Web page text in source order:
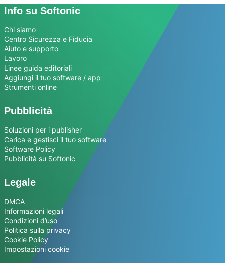
Info su Softonic
Chi siamo
Centro Sicurezza e Fiducia
Aiuto e supporto
Lavoro
Linee guida editoriali
Aggiungi il tuo software / app
Strumenti online
Pubblicità
Soluzioni per i publisher
Carica e gestisci il tuo software
Software Policy
Pubblicità su Softonic
Legale
DMCA
Informazioni legali
Condizioni d’uso
Politica sulla privacy
Cookie Policy
Impostazioni cookie